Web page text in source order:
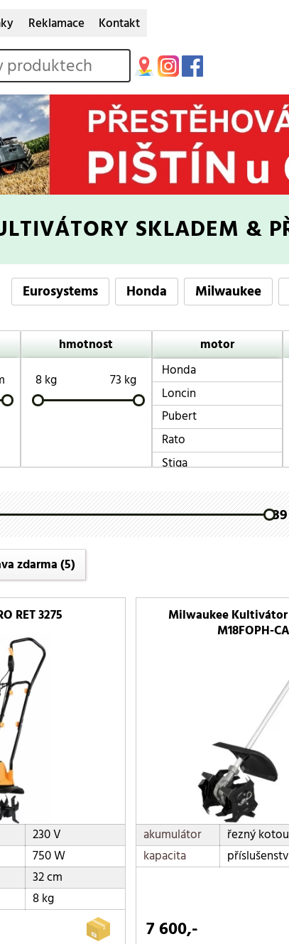
Reklamace Kontakt
SKLADEM &
Eurosystems Honda Milwaukee
hmotnost
8 kg
73 kg
motor
Honda
Loncin
Pubert
Rato
Stiga
zdarma(5)
RET 3275
230 V
750 W
32 cm
8 kg
Milwaukee
M18FOPH-CA
akumulátor
řezný
kapacita
7 600,-